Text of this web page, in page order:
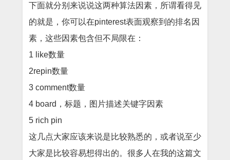
下面就分别来说说这两种算法因素，所谓看得见
的就是，你可以在pinterest表面观察到的排名因
素，这些因素包含但不局限在：
1 like数量
2repin数量
3 comment数量
4 board ，标题，图片描述关键字因素
5 rich pin
这几点大家应该来说是比较熟悉的，或者说至少
大家是比较容易想得出的。很多人在我的这篇文